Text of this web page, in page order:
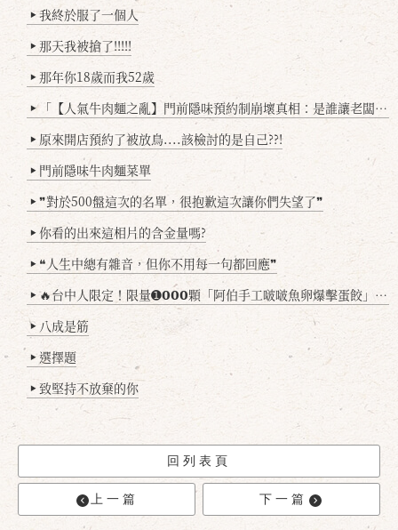
▶ 我終於服了一個人
▶ 那天我被搶了!!!!!
▶ 那年你18歲而我52歲
▶ 「【人氣牛肉麵之亂】門前隱味預約制崩壞真相：是誰讓老闆心灰意冷？」
▶ 原來開店預約了被放鳥....該檢討的是自己??!
▶ 門前隱味牛肉麵菜單
▶ ❞對於500盤這次的名單，很抱歉這次讓你們失望了❞
▶ 你看的出來這相片的含金量嗎?
▶ ❝人生中總有雜音，但你不用每一句都回應❞
▶ 🔥台中人限定！限量➊𝟬𝟬𝟬顆「阿伯手工啵啵魚卵爆擊蛋餃」台北已被搶爆2萬顆，最後名額門前隱味只留給你！🥟💥
▶ 八成是筋
▶ 選擇題
▶ 致堅持不放棄的你
回列表頁
上一篇 下一篇